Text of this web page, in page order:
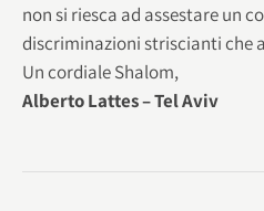
non si riesca ad assestare un
discriminazioni striscianti che
Un cordiale Shalom,
Alberto Lattes – Tel Aviv